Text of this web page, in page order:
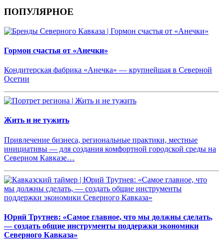
ПОПУЛЯРНОЕ
Гормон счастья от «Анечки»
Кондитерская фабрика «Анечка» — крупнейшая в Северной
Осетии
Жить и не тужить
Привлечение бизнеса, региональные практики, местные
инициативы — для создания комфортной городской среды на
Северном Кавказе…
Юрий Трутнев: «Самое главное, что мы должны сделать,
— создать общие инструменты поддержки экономики
Северного Кавказа»